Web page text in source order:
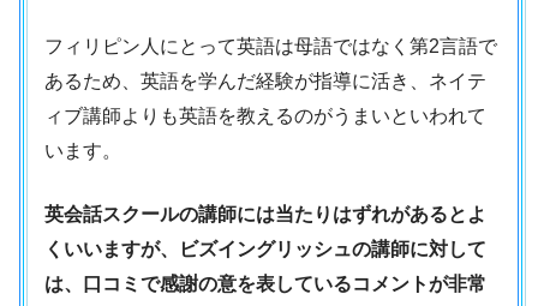
フィリピン人にとって英語は母語ではなく第2言語で
あるため、英語を学んだ経験が指導に活き、ネイテ
ィブ講師よりも英語を教えるのがうまいといわれて
います。
英会話スクールの講師には当たりはずれがあるとよ
くいいますが、ビズイングリッシュの講師に対して
は、口コミで感謝の意を表しているコメントが非常